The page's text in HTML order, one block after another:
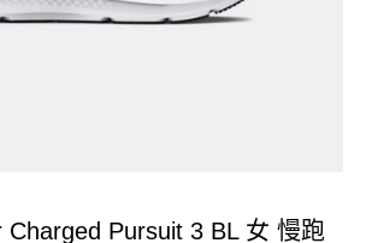
Charged Pursuit 3 BL 女 慢跑